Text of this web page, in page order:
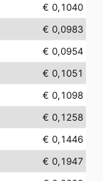
€ 0,1040
€ 0,0983
€ 0,0954
€ 0,1051
€ 0,1098
€ 0,1258
€ 0,1446
€ 0,1947